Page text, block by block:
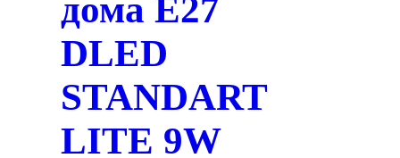
дома E27
DLED
STANDART
LITE 9W